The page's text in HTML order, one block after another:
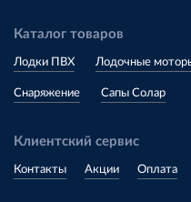
Каталог товаров
Лодки ПВХ Лодочные
Снаряжение Сапы Солар
Клиентский сервис
Контакты Акции Оплата